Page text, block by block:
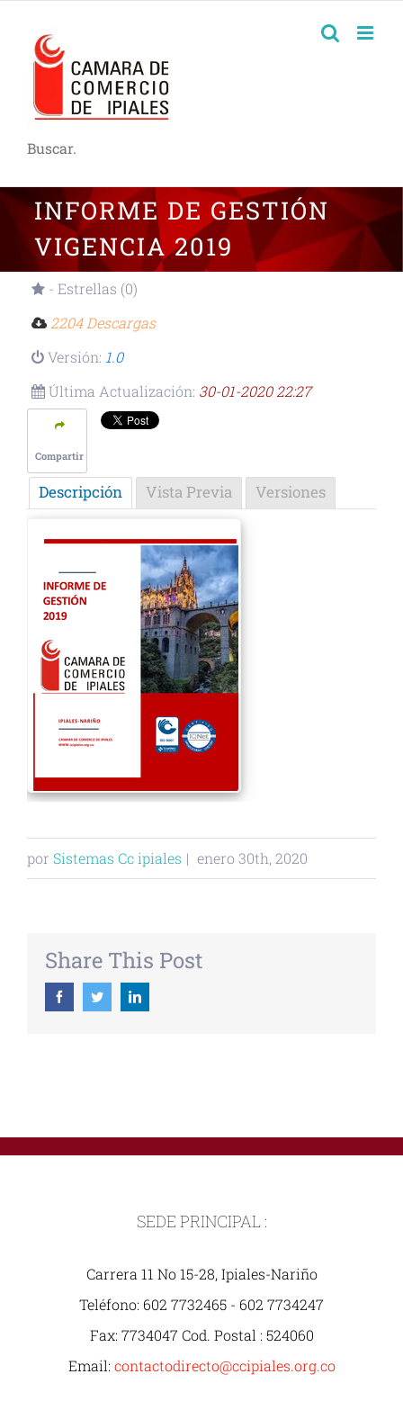
Buscar.
INFORME DE GESTIÓN
VIGENCIA 2019
- Estrellas (0)
2204 Descargas
Versión: 1.0
Última Actualización: 30-01-2020 22:27
Compartir
Descripción Vista Previa Versiones
por Sistemas Cc ipiales | enero 30th, 2020
Share This Post
FacebookTwitterLinkedin
SEDE PRINCIPAL :
Carrera 11 No 15-28, Ipiales-Nariño
Teléfono: 602 7732465 - 602 7734247
Fax: 7734047 Cod. Postal : 524060
Email: contactodirecto@ccipiales.org.co